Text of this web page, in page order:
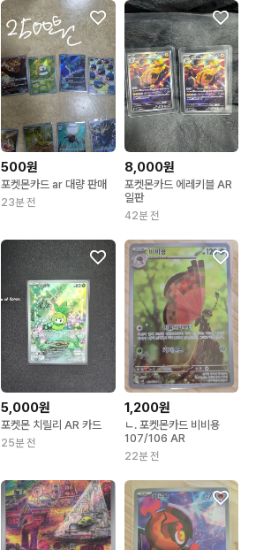
500원
포켓몬카드 ar 대량 판매
23분 전
8,000원
포켓몬카드 에레키블 AR
일판
42분 전
5,000원
포켓몬 치릴리 AR 카드
25분 전
1,200원
ㄴ. 포켓몬카드 비비용
107/106 AR
22분 전